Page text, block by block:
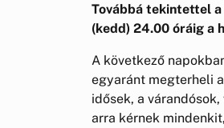
Továbbá tekintettel
(kedd) 24.00 óráig a
A következő
egyaránt megterheli
idősek, a
arra kérnek